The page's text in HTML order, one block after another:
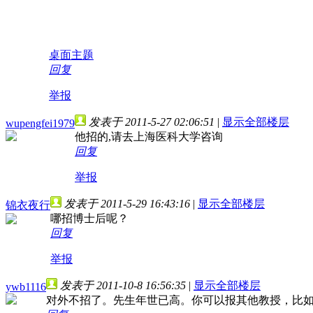
桌面主题
回复
举报
wupengfei1979 发表于 2011-5-27 02:06:51 | 显示全部楼层
他招的,请去上海医科大学咨询
回复
举报
锦衣夜行 发表于 2011-5-29 16:43:16 | 显示全部楼层
哪招博士后呢？
回复
举报
ywb1116 发表于 2011-10-8 16:56:35 | 显示全部楼层
对外不招了。先生年世已高。你可以报其他教授，比